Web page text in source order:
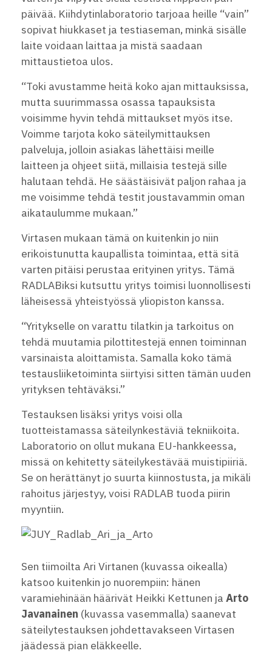
päivää. Kiihdytinlaboratorio tarjoaa heille “vain”
sopivat hiukkaset ja testiaseman, minkä sisälle
laite voidaan laittaa ja mistä saadaan
mittaustietoa ulos.
“Toki avustamme heitä koko ajan mittauksissa,
mutta suurimmassa osassa tapauksista
voisimme hyvin tehdä mittaukset myös itse.
Voimme tarjota koko säteilymittauksen
palveluja, jolloin asiakas lähettäisi meille
laitteen ja ohjeet siitä, millaisia testejä sille
halutaan tehdä. He säästäisivät paljon rahaa ja
me voisimme tehdä testit joustavammin oman
aikataulumme mukaan.”
Virtasen mukaan tämä on kuitenkin jo niin
erikoistunutta kaupallista toimintaa, että sitä
varten pitäisi perustaa erityinen yritys. Tämä
RADLABiksi kutsuttu yritys toimisi luonnollisesti
läheisessä yhteistyössä yliopiston kanssa.
“Yritykselle on varattu tilatkin ja tarkoitus on
tehdä muutamia pilottitestejä ennen toiminnan
varsinaista aloittamista. Samalla koko tämä
testausliiketoiminta siirtyisi sitten tämän uuden
yrityksen tehtäväksi.”
Testauksen lisäksi yritys voisi olla
tuotteistamassa säteilynkestäviä tekniikoita.
Laboratorio on ollut mukana EU-hankkeessa,
missä on kehitetty säteilykestävää muistipiiriä.
Se on herättänyt jo suurta kiinnostusta, ja mikäli
rahoitus järjestyy, voisi RADLAB tuoda piirin
myyntiin.
Sen tiimoilta Ari Virtanen (kuvassa oikealla)
katsoo kuitenkin jo nuorempiin: hänen
varamiehinään häärivät Heikki Kettunen ja Arto
Javanainen (kuvassa vasemmalla) saanevat
säteilytestauksen johdettavakseen Virtasen
jäädessä pian eläkkeelle.